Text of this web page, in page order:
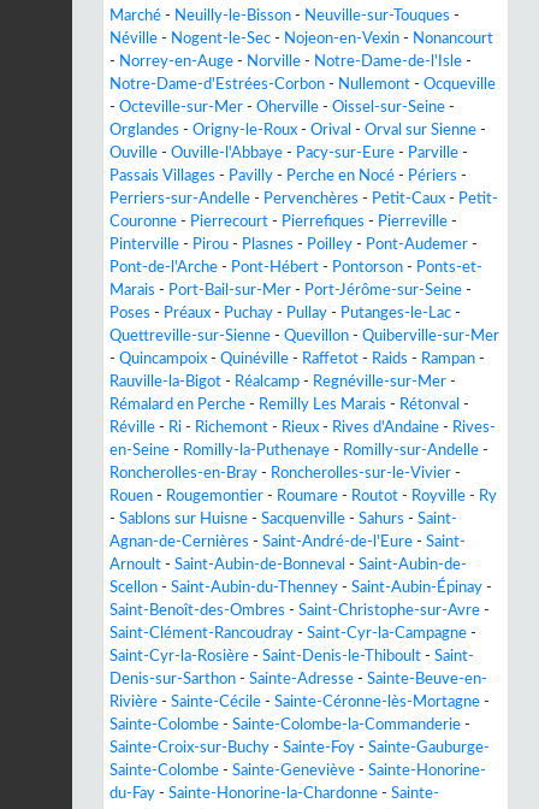
Marché - Neuilly-le-Bisson - Neuville-sur-Touques -
Néville - Nogent-le-Sec - Nojeon-en-Vexin - Nonancourt
- Norrey-en-Auge - Norville - Notre-Dame-de-l'Isle -
Notre-Dame-d'Estrées-Corbon - Nullemont - Ocqueville
- Octeville-sur-Mer - Oherville - Oissel-sur-Seine -
Orglandes - Origny-le-Roux - Orival - Orval sur Sienne -
Ouville - Ouville-l'Abbaye - Pacy-sur-Eure - Parville -
Passais Villages - Pavilly - Perche en Nocé - Périers -
Perriers-sur-Andelle - Pervenchères - Petit-Caux - Petit-
Couronne - Pierrecourt - Pierrefiques - Pierreville -
Pinterville - Pirou - Plasnes - Poilley - Pont-Audemer -
Pont-de-l'Arche - Pont-Hébert - Pontorson - Ponts-et-
Marais - Port-Bail-sur-Mer - Port-Jérôme-sur-Seine -
Poses - Préaux - Puchay - Pullay - Putanges-le-Lac -
Quettreville-sur-Sienne - Quevillon - Quiberville-sur-Mer
- Quincampoix - Quinéville - Raffetot - Raids - Rampan -
Rauville-la-Bigot - Réalcamp - Regnéville-sur-Mer -
Rémalard en Perche - Remilly Les Marais - Rétonval -
Réville - Ri - Richemont - Rieux - Rives d'Andaine - Rives-
en-Seine - Romilly-la-Puthenaye - Romilly-sur-Andelle -
Roncherolles-en-Bray - Roncherolles-sur-le-Vivier -
Rouen - Rougemontier - Roumare - Routot - Royville - Ry
- Sablons sur Huisne - Sacquenville - Sahurs - Saint-
Agnan-de-Cernières - Saint-André-de-l'Eure - Saint-
Arnoult - Saint-Aubin-de-Bonneval - Saint-Aubin-de-
Scellon - Saint-Aubin-du-Thenney - Saint-Aubin-Épinay -
Saint-Benoît-des-Ombres - Saint-Christophe-sur-Avre -
Saint-Clément-Rancoudray - Saint-Cyr-la-Campagne -
Saint-Cyr-la-Rosière - Saint-Denis-le-Thiboult - Saint-
Denis-sur-Sarthon - Sainte-Adresse - Sainte-Beuve-en-
Rivière - Sainte-Cécile - Sainte-Céronne-lès-Mortagne -
Sainte-Colombe - Sainte-Colombe-la-Commanderie -
Sainte-Croix-sur-Buchy - Sainte-Foy - Sainte-Gauburge-
Sainte-Colombe - Sainte-Geneviève - Sainte-Honorine-
du-Fay - Sainte-Honorine-la-Chardonne - Sainte-